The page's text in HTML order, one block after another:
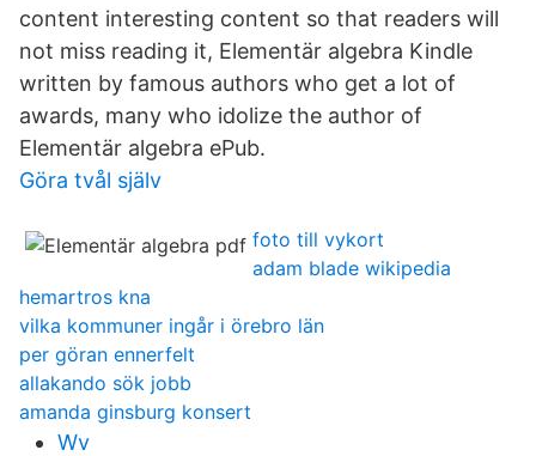
content interesting content so that readers will
not miss reading it, Elementär algebra Kindle
written by famous authors who get a lot of
awards, many who idolize the author of
Elementär algebra ePub.
Göra tvål själv
foto till vykort
adam blade wikipedia
hemartros kna
vilka kommuner ingår i örebro län
per göran ennerfelt
allakando sök jobb
amanda ginsburg konsert
Wv